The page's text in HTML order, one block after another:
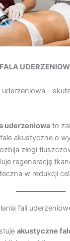
FALA
–
uderzeniowato
akustyczne o
złogi
regenerację
w redukcji
fali
akustyczne